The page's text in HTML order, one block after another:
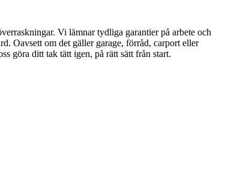
Vi lämnar tydliga garantier på arbete och
Oavsett om det gäller garage, förråd, carport eller
göra ditt tak tätt igen, på rätt sätt från start.